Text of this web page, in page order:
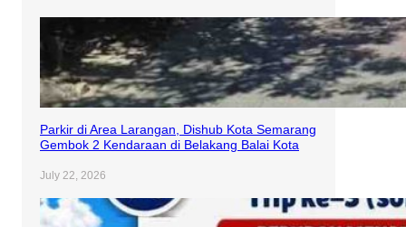
Parkir di Area Larangan, Dishub Kota Semarang
Gembok 2 Kendaraan di Belakang Balai Kota
July 22, 2026